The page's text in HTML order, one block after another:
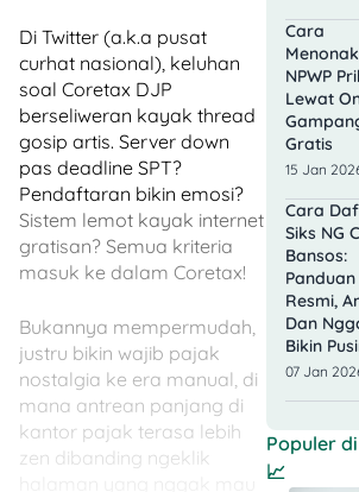
Di Twitter (a.k.a pusat
curhat nasional), keluhan
soal Coretax DJP
berseliweran kayak thread
gosip artis. Server down
pas deadline SPT?
Pendaftaran bikin emosi?
Sistem lemot kayak internet
gratisan? Semua kriteria
masuk ke dalam Coretax!
Bukannya mempermudah,
justru bikin wajib pajak
nostalgia ke era manual, di
mana antrean panjang di
kantor pajak terasa lebih
zen dibanding ngeklik
Cara
NPWP
Lewat
Gratis
15 Jan
Cara
Siks NG
Bansos:
Panduan
Resmi,
Dan
Bikin
07 Jan
Populer di
📈